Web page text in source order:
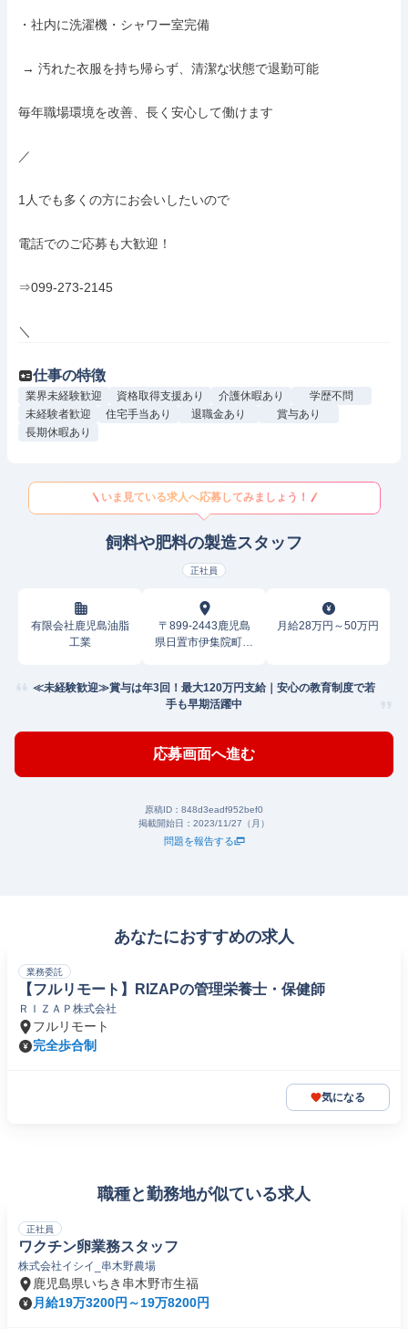
・社内に洗濯機・シャワー室完備
毎年職場環境を改善、長く安心して働けます
／
1人でも多くの方にお会いしたいので
電話でのご応募も大歓迎！
⇒099-273-2145
＼
仕事の特徴
業界未経験歓迎 資格取得支援あり 介護休暇あり
学歴不問
未経験者歓迎
住宅手当あり 退職金あり
賞与あり
長期休暇あり
いま見ている求人へ応募してみましょう！
飼料や肥料の製造スタッフ
正社員
有限会社鹿児島油脂
工業
〒899-2443鹿児島
県日置市伊集院町寺
月給28万円～50万円
≪未経験歓迎≫賞与は年3回！最大120万円支給｜安心の教育制度で若
手も早期活躍中
応募画面へ進む
原稿ID： 848d3eadf952bef0
掲載開始日： 2023/11/27（月）
問題を報告する
あなたにおすすめの求人
業務委託
【フルリモート】RIZAPの管理栄養士・保健師
ＲＩＺＡＰ株式会社
フルリモート
完全歩合制
気になる
職種と勤務地が似ている求人
正社員
ワクチン卵業務スタッフ
株式会社イシイ_串木野農場
鹿児島県いちき串木野市生福
月給19万3200円～19万8200円